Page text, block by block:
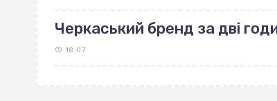
Черкаський бренд за дві
18:07